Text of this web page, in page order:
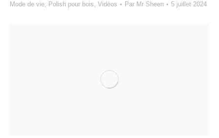
Mode de vie, Polish pour bois, Vidéos Par Mr Sheen 5 juillet 2024